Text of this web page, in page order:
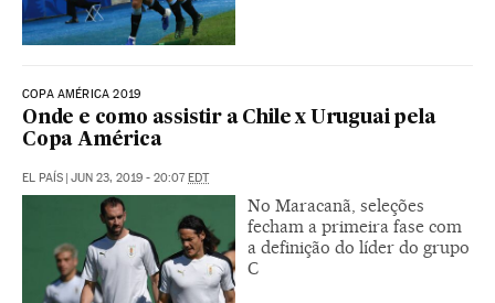
COPA AMÉRICA 2019
Onde e como assistir a Chile x Uruguai pela
Copa América
EL PAÍS | JUN 23, 2019 - 20:07EDT
No Maracanã, seleções
fecham a primeira fase com
a definição do líder do grupo
C